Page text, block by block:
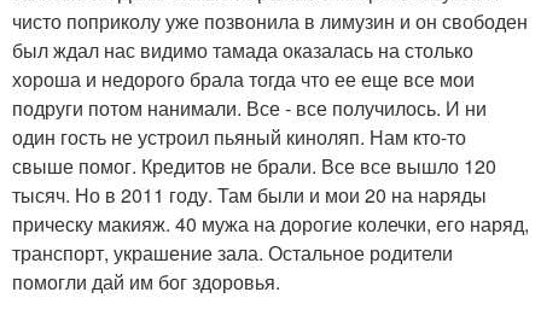
чисто поприколу уже позвонила в лимузин и он свободен
был ждал нас видимо тамада оказалась на столько
хороша и недорого брала тогда что ее еще все мои
подруги потом нанимали. Все - все получилось. И ни
один гость не устроил пьяный киноляп. Нам кто-то
свыше помог. Кредитов не брали. Все все вышло 120
тысяч. Но в 2011 году. Там были и мои 20 на наряды
прическу макияж. 40 мужа на дорогие колечки, его наряд,
транспорт, украшение зала. Остальное родители
помогли дай им бог здоровья.